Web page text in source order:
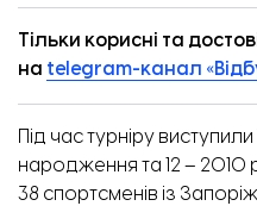
Тільки корисні та
на telegram-канал
Під час турніру
народження та 12 –
38 спортсменів із